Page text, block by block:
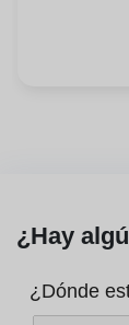
¿Hay
¿Dónde